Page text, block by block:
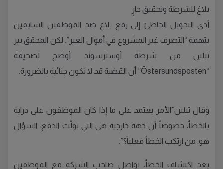
بلاغ للشرطة وتحقيق جارٍ
أدى التحويل الخاطئ إلى رفع بلاغ ضد الموظفين السابقين
بتهمة “التصرف غير المشروع في أموال الغير”. لكن المحقق بير
ثيلين من شرطة أوسترسوند أوضح لصحيفة
“Östersundsposten” أن القضية قد لا تكون جنائية بالضرورة.
وقال ثيلين”الأمر يعتمد على ما إذا كان الموظفون على دراية
بالخطأ، خصوصاً أن جهة خارجية هي التي تولّت الدفع. السؤال
هو: من ارتكب الخطأ فعلياً؟”.
بعد اكتشاف الخطأ، تواصل صاحب الشركة مع الموظفين